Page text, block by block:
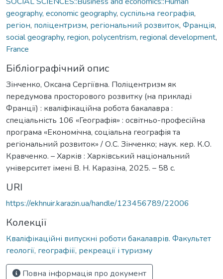
geography, economic geography, суспільна географія,
регіон, поліцентризм, регіональний розвиток, Франція,
social geography, region, polycentrism, regional development,
France
Бібліографічний опис
Зінченко, Оксана Сергіївна. Поліцентризм як
передумова просторового розвитку (на прикладі
Франції) : кваліфікаційна робота бакалавра :
спеціальність 106 «Географія» : освітньо-професійна
програма «Економічна, соціальна географія та
регіональний розвиток» / О.С. Зінченко; наук. кер. К.О.
Кравченко. – Харків : Харківський національний
університет імені В. Н. Каразіна, 2025. – 58 с.
URI
https://ekhnuir.karazin.ua/handle/123456789/22006
Колекції
Кваліфікаційні випускні роботи бакалаврів. Факультет
геології, географіії, рекреації і туризму
Повна інформація про документ